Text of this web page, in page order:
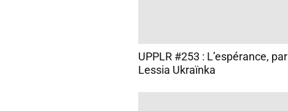
UPPLR #253 : L’espérance, par
Lessia Ukraïnka